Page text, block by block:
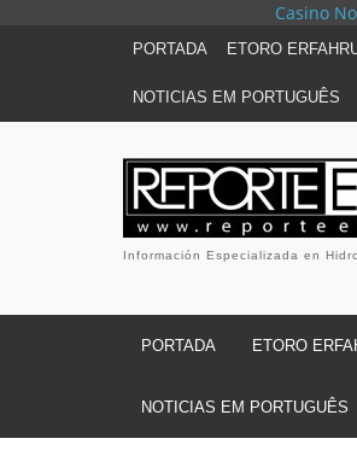
Casino
PORTADA ETORO
NOTICIAS EM PORTUGUÊS
Información Especializada en
PORTADA ETORO
NOTICIAS EM PORTUGUÊS